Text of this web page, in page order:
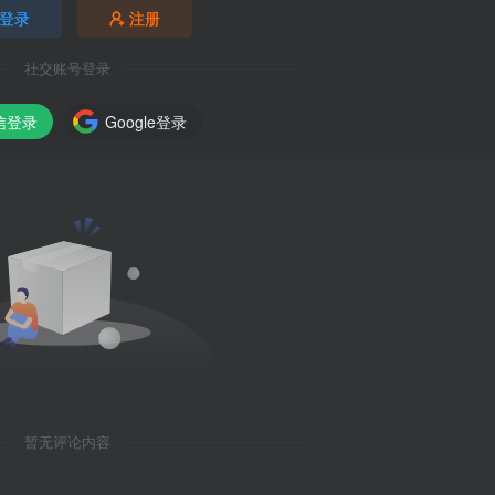
登录 注册
社交账号登录
登录 Google登录
暂无评论内容